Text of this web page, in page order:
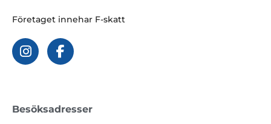
Företaget innehar F-skatt
Besöksadresser